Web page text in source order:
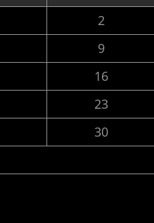
2
9
16
23
30